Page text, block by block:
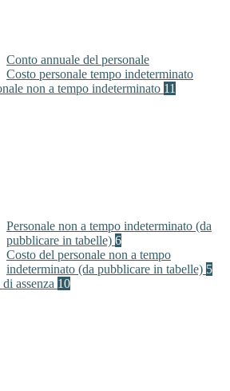
Conto annuale del personale
Costo personale tempo indeterminato
non a tempo indeterminato 11
Personale non a tempo indeterminato (da
pubblicare in tabelle) 6
Costo del personale non a tempo
indeterminato (da pubblicare in tabelle) 5
di assenza 10